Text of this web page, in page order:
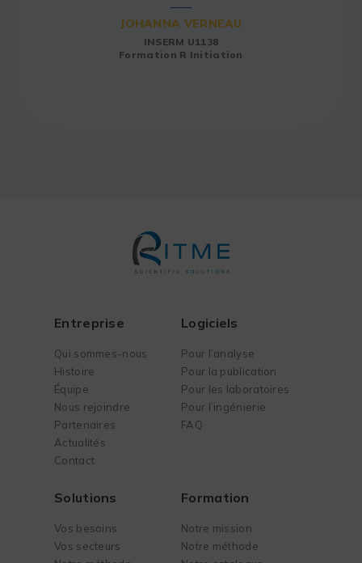
JOHANNA VERNEAU
INSERM U1138
Formation R Initiation
Entreprise
Qui sommes-nous
Histoire
Équipe
Nous rejoindre
Partenaires
Actualités
Contact
Logiciels
Pour l’analyse
Pour la publication
Pour les laboratoires
Pour l’ingénierie
FAQ
Solutions
Vos besoins
Vos secteurs
Formation
Notre mission
Notre méthode